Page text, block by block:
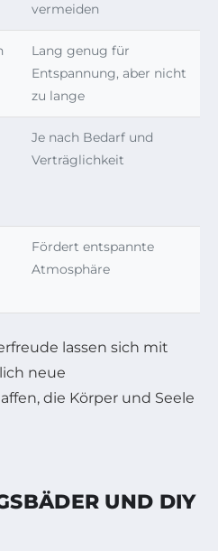
vermeiden
Lang genug für
Entspannung, aber nicht
zu lange
Je nach Bedarf und
Verträglichkeit
Fördert entspannte
Atmosphäre
lassen sich mit
neue
die Körper und Seele
UND DIY